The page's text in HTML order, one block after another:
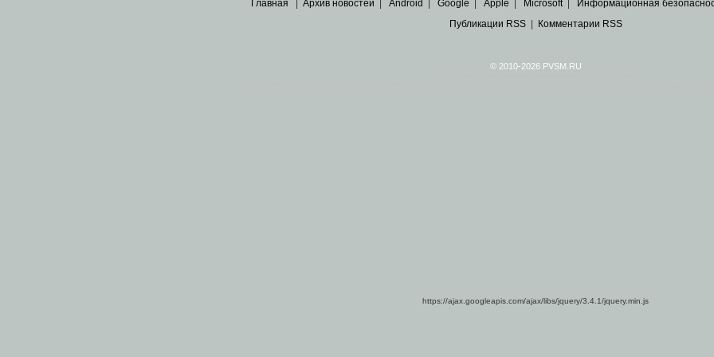
Главная Архив новостей Android Google Apple Microsoft| Информационная
Публикации RSS| Комментарии RSS
© 2010-2026 PVSM.RU
https://ajax.googleapis.com/ajax/libs/jquery/3.4.1/jquery.min.js